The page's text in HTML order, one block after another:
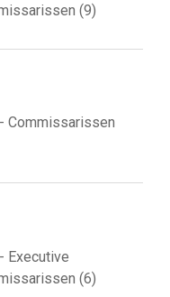
(9)
Commissarissen
Executive
(6)